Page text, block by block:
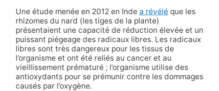
Une étude menée en 2012 en Inde a révéléque les
rhizomes du nard (les tiges de la plante)
présentaient une capacité de réduction élevée et un
puissant piégeage des radicaux libres. Les radicaux
libres sont très dangereux pour les tissus de
l’organisme et ont été reliés au cancer et au
vieillissement prématuré ; l’organisme utilise des
antioxydants pour se prémunir contre les dommages
causés par l’oxygène.